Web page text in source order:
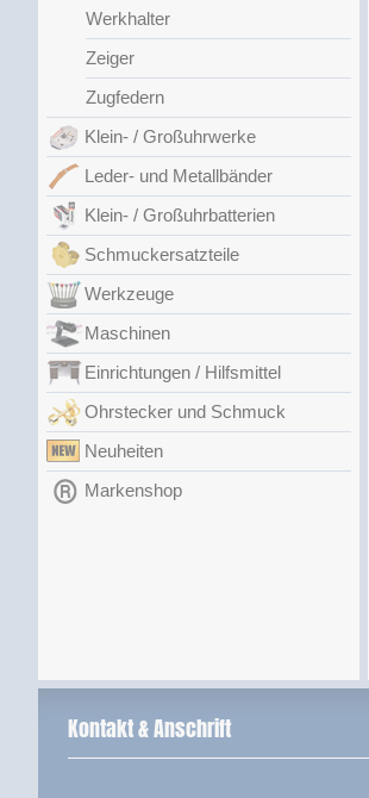
Werkhalter
Zeiger
Zugfedern
Klein- / Großuhrwerke
Leder- und Metallbänder
Klein- / Großuhrbatterien
Schmuckersatzteile
Werkzeuge
Maschinen
Einrichtungen / Hilfsmittel
Ohrstecker und Schmuck
Neuheiten
Markenshop
Kontakt & Anschrift